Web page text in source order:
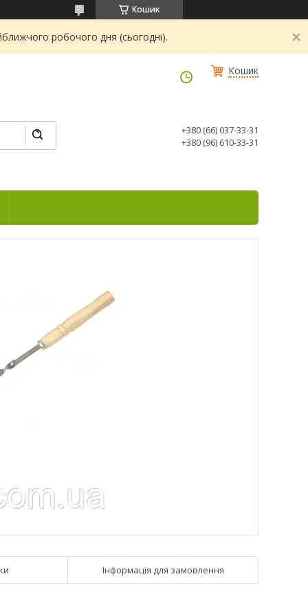
Кошик
робочого дня (сьогодні).
Кошик
+380 (66) 037-33-31
+380 (96) 610-33-31
Інформація для замовлення